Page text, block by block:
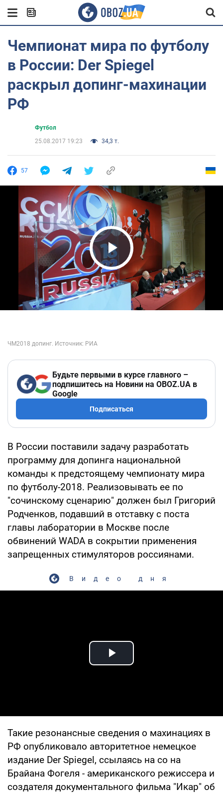
Чемпионат мира по футболу
в России: Der Spiegel
раскрыл допинг-махинации
РФ
Футбол
25.08.2017 19:23
34,3 т.
57
Play Video
Будьте первыми в курсе главного –
подпишитесь на Новини на OBOZ.UA в
Google
Подписаться
В России поставили задачу разработать
программу для допинга национальной
команды к предстоящему чемпионату мира
по футболу-2018. Реализовывать ее по
"сочинскому сценарию" должен был Григорий
Родченков, подавший в отставку с поста
главы лаборатории в Москве после
обвинений WADA в сокрытии применения
запрещенных стимуляторов россиянами.
Видео дня
Play Video
Такие резонансные сведения о махинациях в
РФ опубликовало авторитетное немецкое
издание Der Spiegel, ссылаясь на со на
Брайана Фогеля - американского режиссера и
создателя документального фильма "Икар" об